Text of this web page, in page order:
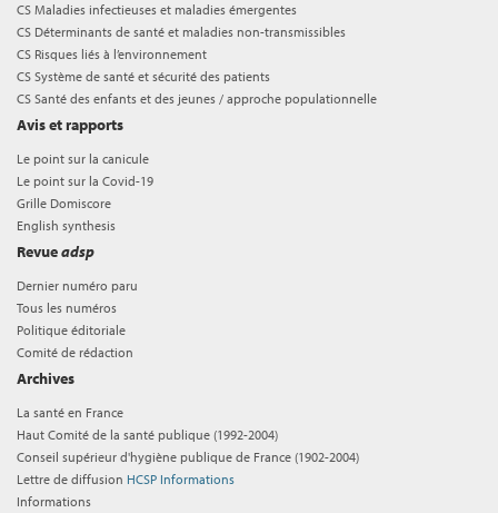
CS Maladies infectieuses et maladies émergentes
CS Déterminants de santé et maladies non-transmissibles
CS Risques liés à l’environnement
CS Système de santé et sécurité des patients
CS Santé des enfants et des jeunes / approche populationnelle
Avis et rapports
Le point sur la canicule
Le point sur la Covid-19
Grille Domiscore
English synthesis
Revueadsp
Dernier numéro paru
Tous les numéros
Politique éditoriale
Comité de rédaction
Archives
La santé en France
Haut Comité de la santé publique (1992-2004)
Conseil supérieur d'hygiène publique de France (1902-2004)
Lettre de diffusion HCSP Informations
Informations